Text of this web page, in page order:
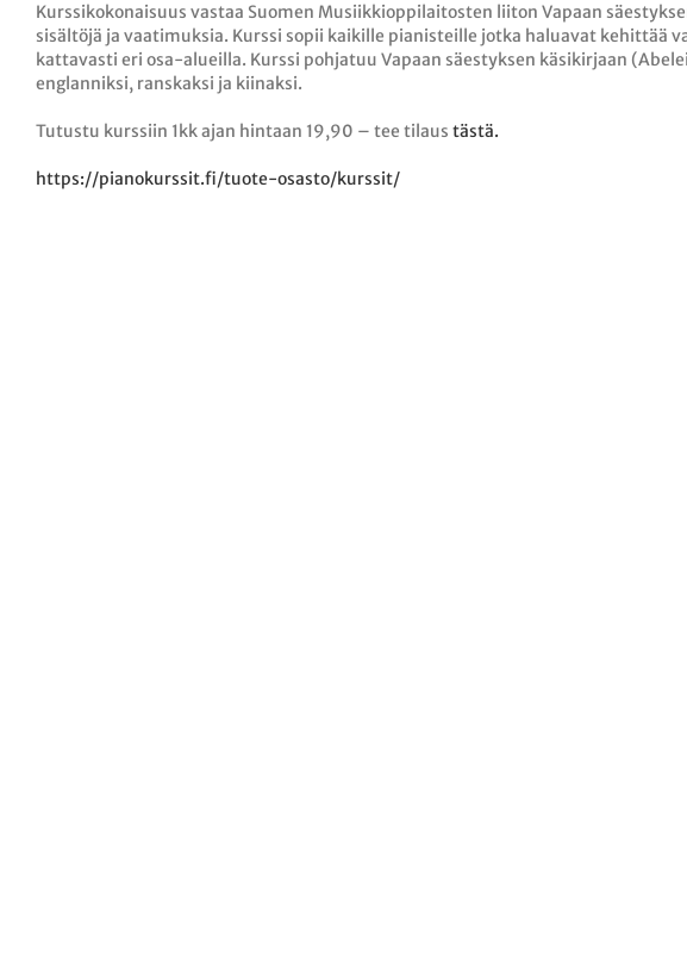
Kurssikokonaisuus vastaa Suomen Musiikkioppilaitosten liiton Vapaan
sisältöjä ja vaatimuksia. Kurssi sopii kaikille pianisteille jotka haluavat kehittää
kattavasti eri osa-alueilla. Kurssi pohjatuu Vapaan säestyksen käsikirjaan
englanniksi, ranskaksi ja kiinaksi.
Tutustu kurssiin 1kk ajan hintaan 19,90 – tee tilaus tästä.
https://pianokurssit.fi/tuote-osasto/kurssit/